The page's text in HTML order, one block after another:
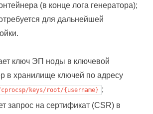
(в конце лога генератора);
для дальнейшей
ключ ЭП ноды в ключевой
в хранилище ключей по адресу
keys/root/{username} ;
запрос на сертификат (CSR) в